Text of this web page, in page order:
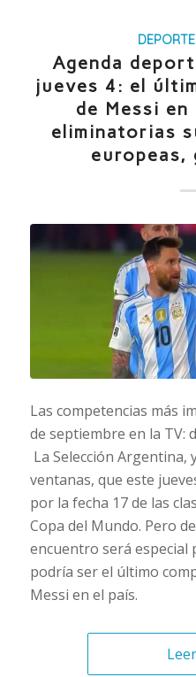
Agenda
jueves 4: el
de Messi
eliminatorias
Las competencias más
de septiembre en la TV:
La Selección Argentina,
ventanas, que este
por la fecha 17 de las
Copa del Mundo. Pero
encuentro será especial
podría ser el último
Messi en el país.